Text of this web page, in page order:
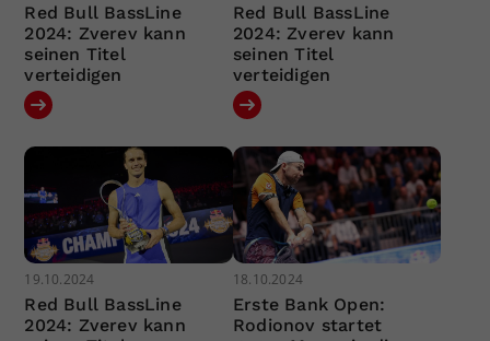
Red Bull BassLine
2024: Zverev kann
seinen Titel
verteidigen
Red Bull BassLine
2024: Zverev kann
seinen Titel
verteidigen
19.10.2024
Red Bull BassLine
2024: Zverev kann
18.10.2024
Erste Bank Open:
Rodionov startet